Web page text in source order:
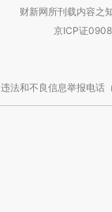
财新网所刊载内容之
京ICP证
违法和不良信息举报电